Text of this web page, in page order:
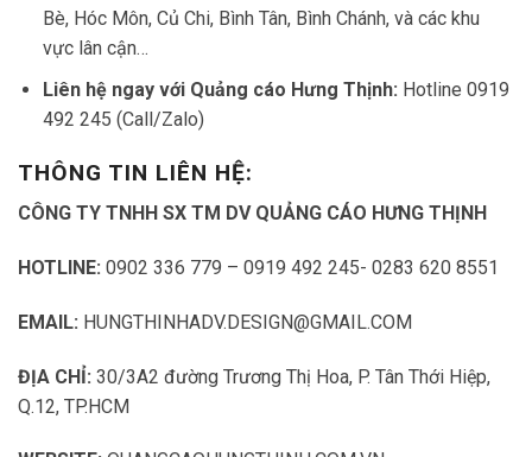
vực lân cận…
Liên hệ ngay với Quảng cáo Hưng Thịnh:
492 245 (Call/Zalo)
CÔNG TY TNHH SX TM DV QUẢNG CÁO HƯNG THỊNH
Q.12, TP.HCM